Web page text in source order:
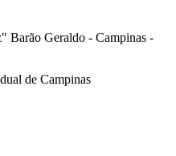
Barão Geraldo - Campinas -
de Campinas